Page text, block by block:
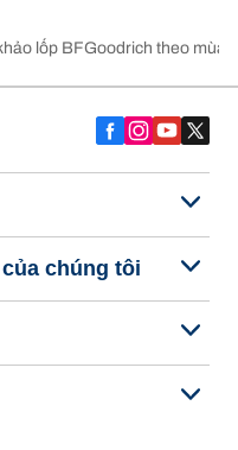
lốp BFGoodrich theo
chúng tôi